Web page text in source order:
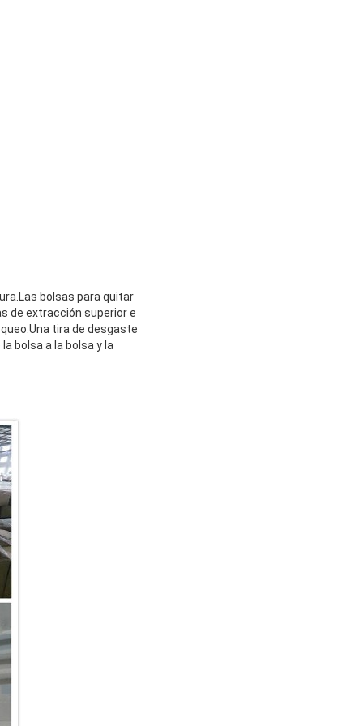
bolsas para quitar
de extracción superior e
tira de desgaste
bolsa a la bolsa y la